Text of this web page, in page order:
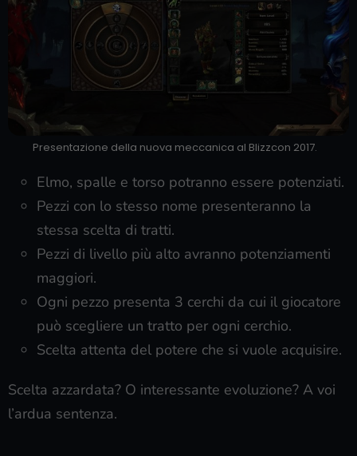
Presentazione della nuova meccanica al Blizzcon 2017.
Elmo, spalle e torso potranno essere potenziati.
Pezzi con lo stesso nome presenteranno la
stessa scelta di tratti.
Pezzi di livello più alto avranno potenziamenti
maggiori.
Ogni pezzo presenta 3 cerchi da cui il giocatore
può scegliere un tratto per ogni cerchio.
Scelta attenta del potere che si vuole acquisire.
Scelta azzardata? O interessante evoluzione? A voi
l’ardua sentenza.